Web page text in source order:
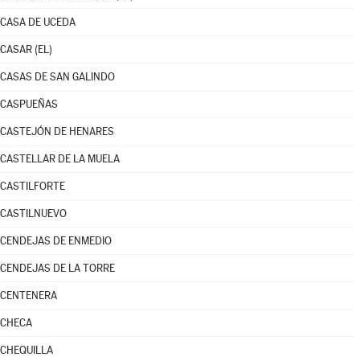
CASA DE UCEDA
CASAR (EL)
CASAS DE SAN GALINDO
CASPUEÑAS
CASTEJÓN DE HENARES
CASTELLAR DE LA MUELA
CASTILFORTE
CASTILNUEVO
CENDEJAS DE ENMEDIO
CENDEJAS DE LA TORRE
CENTENERA
CHECA
CHEQUILLA